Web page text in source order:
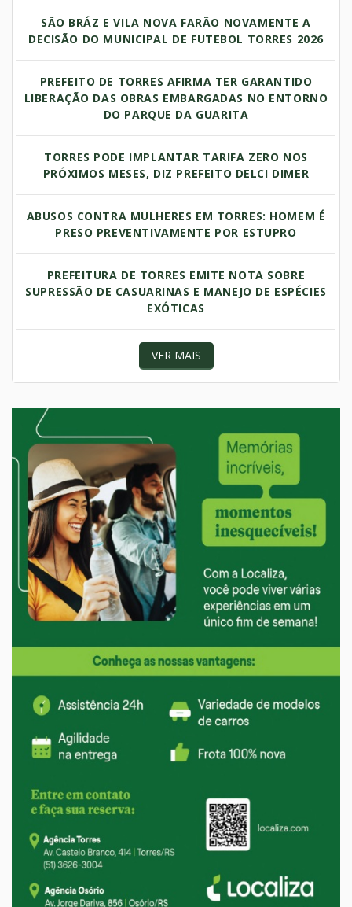
SÃO BRÁZ E VILA NOVA FARÃO NOVAMENTE A
DECISÃO DO MUNICIPAL DE FUTEBOL TORRES 2026
PREFEITO DE TORRES AFIRMA TER GARANTIDO
LIBERAÇÃO DAS OBRAS EMBARGADAS NO ENTORNO
DO PARQUE DA GUARITA
TORRES PODE IMPLANTAR TARIFA ZERO NOS
PRÓXIMOS MESES, DIZ PREFEITO DELCI DIMER
ABUSOS CONTRA MULHERES EM TORRES: HOMEM É
PRESO PREVENTIVAMENTE POR ESTUPRO
PREFEITURA DE TORRES EMITE NOTA SOBRE
SUPRESSÃO DE CASUARINAS E MANEJO DE ESPÉCIES
EXÓTICAS
VER MAIS